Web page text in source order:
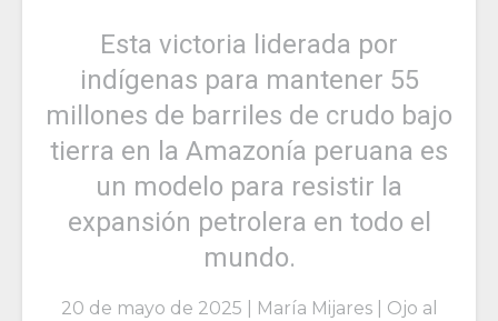
Esta victoria liderada por
indígenas para mantener 55
millones de barriles de crudo bajo
tierra en la Amazonía peruana es
un modelo para resistir la
expansión petrolera en todo el
mundo.
20 de mayo de 2025 | María Mijares | Ojo al